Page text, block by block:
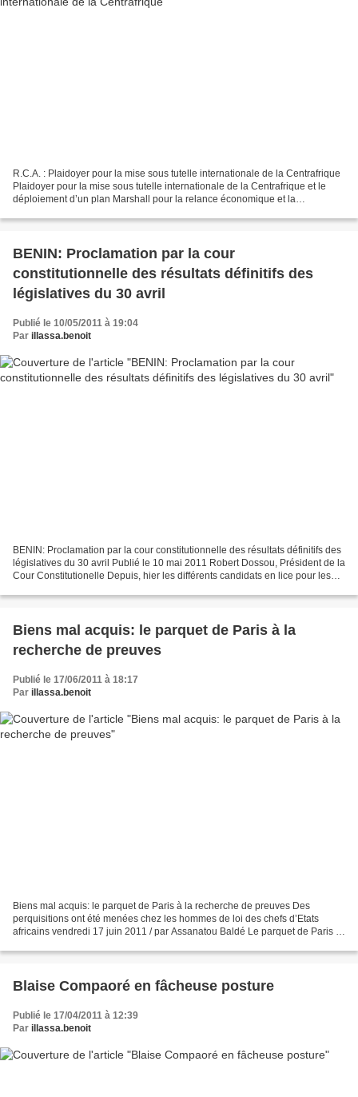
R.C.A. : Plaidoyer pour la mise sous tutelle internationale de la Centrafrique
Plaidoyer pour la mise sous tutelle internationale de la Centrafrique et le
déploiement d’un plan Marshall pour la relance économique et la
BENIN: Proclamation par la cour
constitutionnelle des résultats définitifs des
législatives du 30 avril
Publié le 10/05/2011 à 19:04
Par illassa.benoit
BENIN: Proclamation par la cour constitutionnelle des résultats définitifs des
législatives du 30 avril Publié le 10 mai 2011 Robert Dossou, Président de la
Cour Constitutionelle Depuis, hier les différents candidats en lice pour les
Biens mal acquis: le parquet de Paris à la
recherche de preuves
Publié le 17/06/2011 à 18:17
Par illassa.benoit
Biens mal acquis: le parquet de Paris à la recherche de preuves Des
perquisitions ont été menées chez les hommes de loi des chefs d’Etats
africains vendredi 17 juin 2011 / par Assanatou Baldé Le parquet de Paris a
Blaise Compaoré en fâcheuse posture
Publié le 17/04/2011 à 12:39
Par illassa.benoit